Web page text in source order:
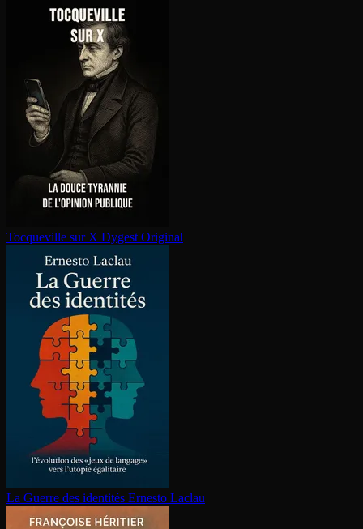
Tocqueville sur X Dygest Original
La Guerre des identités Ernesto Laclau